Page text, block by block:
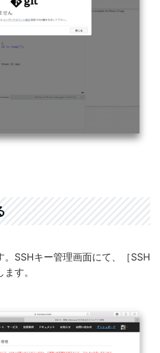
。SSHキー管理画面にて、［SSH
す。